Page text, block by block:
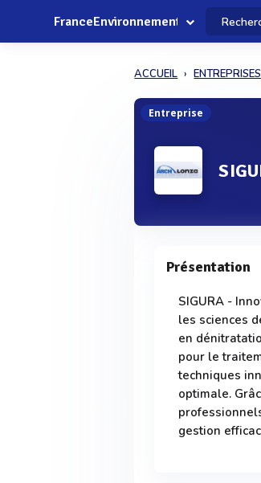
FranceEnvironnement
ACCUEIL ENTREPRISES
Entreprise
Présentation
SIGURA -
les sciences
en
pour le
techniques
optimale.
gestion